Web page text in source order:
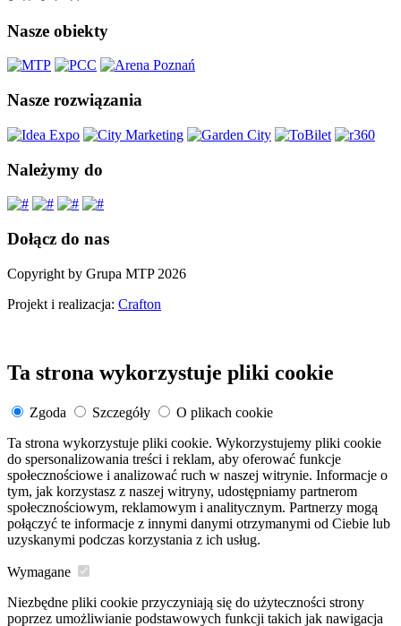
Nasze obiekty
Nasze rozwiązania
Należymy do
Dołącz do nas
Copyright by Grupa MTP 2026
Projekt i realizacja: Crafton
Ta strona wykorzystuje pliki cookie
Zgoda Szczegóły
O plikach cookie
Ta strona wykorzystuje pliki cookie. Wykorzystujemy pliki cookie
do spersonalizowania treści i reklam, aby oferować funkcje
społecznościowe i analizować ruch w naszej witrynie. Informacje o
tym, jak korzystasz z naszej witryny, udostępniamy partnerom
społecznościowym, reklamowym i analitycznym. Partnerzy mogą
połączyć te informacje z innymi danymi otrzymanymi od Ciebie lub
uzyskanymi podczas korzystania z ich usług.
Wymagane
Niezbędne pliki cookie przyczyniają się do użyteczności strony
poprzez umożliwianie podstawowych funkcji takich jak nawigacja